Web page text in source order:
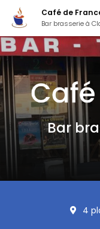
contenu
principal
Café de
Bar brasserie à
Bar
4